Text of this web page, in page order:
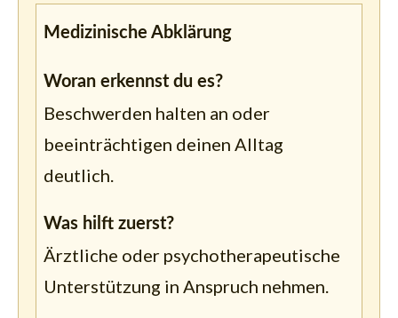
Medizinische Abklärung
Woran erkennst du es?
Beschwerden halten an oder
beeinträchtigen deinen Alltag
deutlich.
Was hilft zuerst?
Ärztliche oder psychotherapeutische
Unterstützung in Anspruch nehmen.